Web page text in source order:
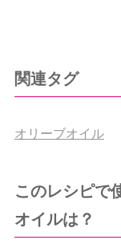
関連タグ
オリーブオイル
このレシピで
オイルは？